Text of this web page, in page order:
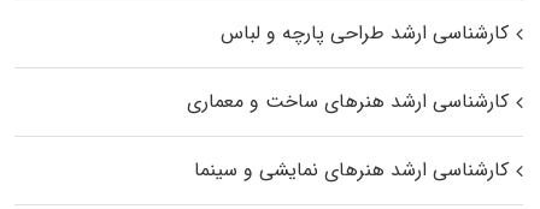
کارشناسی ارشد طراحی پارچه و لباس
کارشناسی ارشد هنرهای ساخت و معماری
کارشناسی ارشد هنرهای نمایشی و سینما